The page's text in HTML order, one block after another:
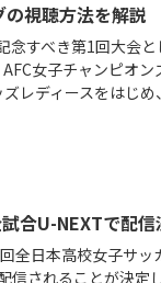
視聴方法を解説
念すべき第1回大会
女子チャンピオン
レディースをはじめ
合U-NEXTで配信
全日本高校女子サッ
信されることが決定